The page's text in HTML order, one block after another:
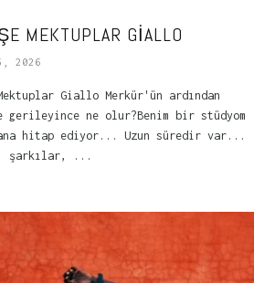
MEKTUPLAR GIALLO
2026
Giallo Merkür'ün ardından
gerileyince ne olur?Benim bir stüdyom
hitap ediyor... Uzun süredir var...
şarkılar, ...